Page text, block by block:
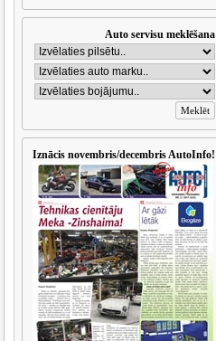
Auto servisu meklēšana
Iznācis novembris/decembris AutoInfo!